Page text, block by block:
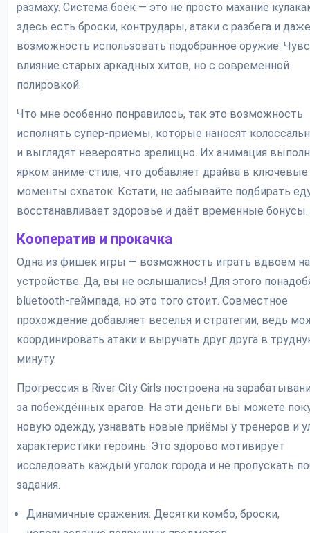
размаху. Система боёк — это не просто махание
здесь есть броски, контрудары, атаки с разбега и даже
возможность использовать подобранное оружие.
влияние старых аркадных хитов, но с современной
полировкой.
Что мне особенно понравилось, так это возможность
исполнять супер-приёмы, которые наносят
и выглядят невероятно зрелищно. Их анимация
ярком аниме-стиле, что добавляет драйва в ключевые
моменты схваток. Кстати, не забывайте подбирать
восстанавливает здоровье и даёт временные бонусы.
Кооператив и прокачка
Одна из фишек игры — возможность играть вдвоём
устройстве. Да, вы не ослышались! Для этого
bluetooth-геймпада, но это того стоит. Совместное
прохождение добавляет веселья и стратегии, ведь
координировать атаки и выручать друг друга в
минуту.
Прогрессия в River City Girls построена на
за побеждённых врагов. На эти деньги вы можете
новую одежду, узнавать новые приёмы у тренеров и
характеристики героинь. Это здорово мотивирует
исследовать каждый уголок города и не пропускать
задания.
Динамичные сражения: Десятки комбо, броски,